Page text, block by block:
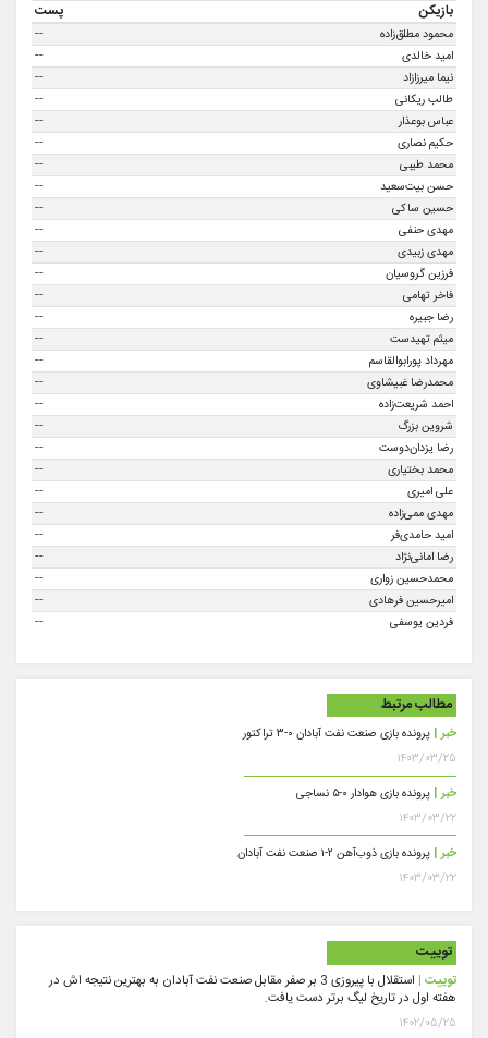
بازیکن پست
محمود مطلق‌زاده --
امید خالدی --
نیما میرزازاد --
طالب ریکانی --
عباس بوعذار --
حکیم نصاری --
محمد طیبی --
حسن بیت‌سعید --
حسین ساکی --
مهدی حنفی --
مهدی زبیدی --
فرزین گروسیان --
فاخر تهامی --
رضا جبیره --
میثم تهیدست --
مهرداد پورابوالقاسم --
محمدرضا غبیشاوی --
احمد شریعت‌زاده --
شروین بزرگ --
رضا یزدان‌دوست --
محمد بختیاری --
علی امیری --
مهدی ممی‌زاده --
امید حامدی‌فر --
رضا امانی‌نژاد --
محمدحسین زواری --
امیرحسین فرهادی --
فردین یوسفی --
مطالب مرتبط
خبر | پرونده بازی صنعت نفت آبادان ۰-۳ تراکتور
۱۴۰۳/۰۳/۲۵
خبر | پرونده بازی هوادار ۰-۵ نساجی
۱۴۰۳/۰۳/۲۲
خبر | پرونده بازی ذوب‌آهن ۲-۱ صنعت نفت آبادان
۱۴۰۳/۰۳/۲۲
توییت
توییت |
استقلال با پیروزی 3 بر صفر مقابل صنعت نفت آبادان به بهترین نتیجه اش در
هفته اول در تاریخ لیگ برتر دست یافت.
۱۴۰۲/۰۵/۲۵